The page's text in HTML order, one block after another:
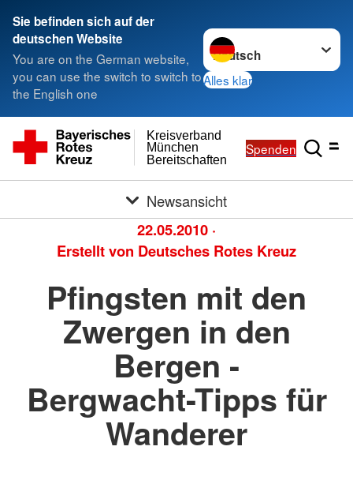
Sie befinden sich auf der
deutschen Website
You are on the German website,
you can use the switch to switch to
the English one
Sprache wechseln zu
Alles klar
Bereitschaften
München
Kreisverband
Spenden
Newsansicht
22.05.2010 ·
Erstellt von Deutsches Rotes Kreuz
Pfingsten mit den
Zwergen in den
Bergen -
Bergwacht-Tipps für
Wanderer